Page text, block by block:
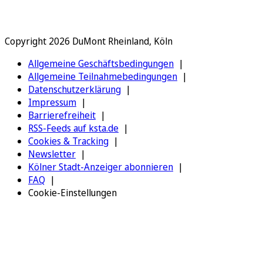
Copyright 2026 DuMont Rheinland, Köln
Allgemeine Geschäftsbedingungen
Allgemeine Teilnahmebedingungen
Datenschutzerklärung
Impressum
Barrierefreiheit
RSS-Feeds auf ksta.de
Cookies & Tracking
Newsletter
Kölner Stadt-Anzeiger abonnieren
FAQ
Cookie-Einstellungen